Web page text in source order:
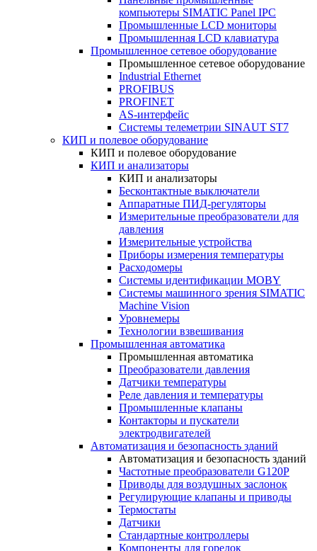
компьютеры SIMATIC Panel IPC
Промышленные LCD мониторы
Промышленная LCD клавиатура
Промышленное сетевое оборудование
Промышленное сетевое оборудование
Industrial Ethernet
PROFIBUS
PROFINET
AS-интерфейс
Системы телеметрии SINAUT ST7
КИП и полевое оборудование
КИП и полевое оборудование
КИП и анализаторы
КИП и анализаторы
Бесконтактные выключатели
Аппаратные ПИД-регуляторы
Измерительные преобразователи для
давления
Измерительные устройства
Приборы измерения температуры
Расходомеры
Системы идентификации MOBY
Системы машинного зрения SIMATIC
Machine Vision
Уровнемеры
Технологии взвешивания
Промышленная автоматика
Промышленная автоматика
Преобразователи давления
Датчики температуры
Реле давления и температуры
Промышленные клапаны
Контакторы и пускатели
электродвигателей
Автоматизация и безопасность зданий
Автоматизация и безопасность зданий
Частотные преобразователи G120P
Приводы для воздушных заслонок
Регулирующие клапаны и приводы
Термостаты
Датчики
Стандартные контроллеры
Компоненты для горелок